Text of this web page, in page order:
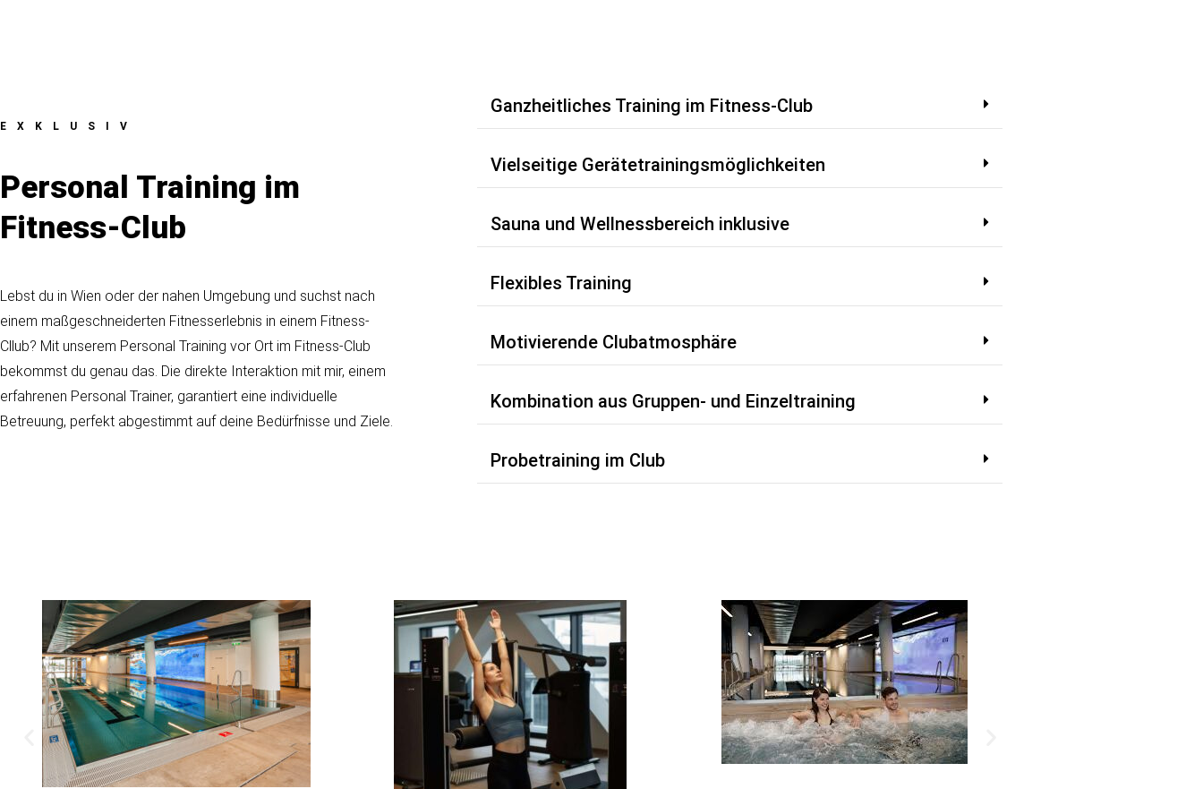
EXKLUSIV
Personal Training im
Fitness-Club
Lebst du in Wien oder der nahen Umgebung und suchst nach
einem maßgeschneiderten Fitnesserlebnis in einem Fitness-
Cllub? Mit unserem Personal Training vor Ort im Fitness-Club
bekommst du genau das. Die direkte Interaktion mit mir, einem
erfahrenen Personal Trainer, garantiert eine individuelle
Betreuung, perfekt abgestimmt auf deine Bedürfnisse und Ziele.
Ganzheitliches Training im Fitness-Club
Vielseitige Gerätetrainingsmöglichkeiten
Sauna und Wellnessbereich inklusive
Flexibles Training
Motivierende Clubatmosphäre
Kombination aus Gruppen- und Einzeltraining
Probetraining im Club